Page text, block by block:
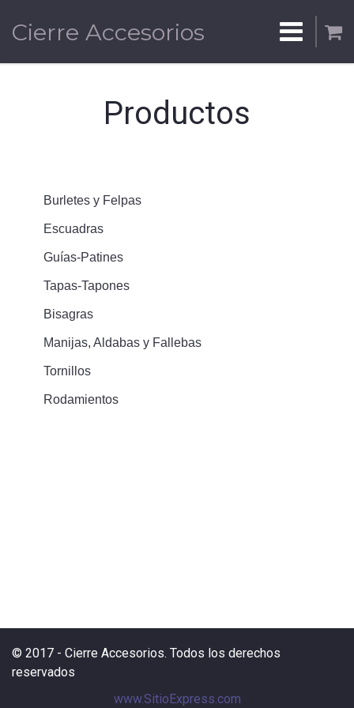
Cierre Accesorios
Productos
Burletes y Felpas
Escuadras
Guías-Patines
Tapas-Tapones
Bisagras
Manijas, Aldabas y Fallebas
Tornillos
Rodamientos
© 2017 - Cierre Accesorios. Todos los derechos
reservados
www.SitioExpress.com